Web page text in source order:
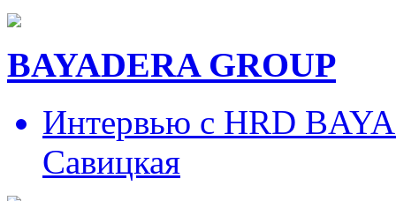
BAYADERA GROUP
Интервью с HRD
Савицкая